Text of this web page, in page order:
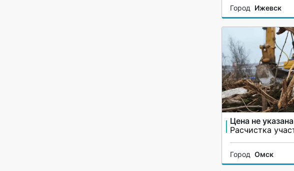
Город Ижевск
Цена не указана
Город Омск